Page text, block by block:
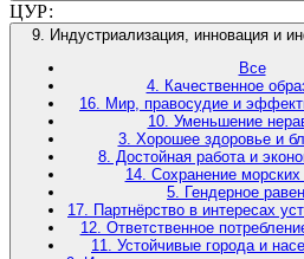
ЦУР:
9. Индустриализация, инновация и
Все
4. Качественное
16. Мир, правосудие и
10. Уменьшение
3. Хорошее здоровье и
8. Достойная работа и
14. Сохранение морских
5. Гендерное
17. Партнёрство в интересах
12. Ответственное
11. Устойчивые города и